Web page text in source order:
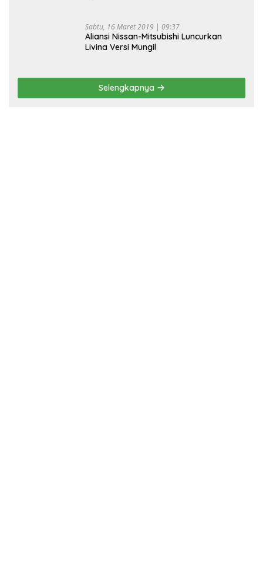
Sabtu, 16 Maret 2019 | 09:37
Aliansi Nissan-Mitsubishi Luncurkan
Livina Versi Mungil
Selengkapnya